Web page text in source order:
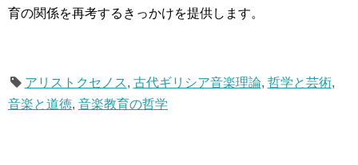
育の関係を再考するきっかけを提供します。
アリストクセノス, 古代ギリシア音楽理論, 哲学と芸術,
音楽と道徳, 音楽教育の哲学